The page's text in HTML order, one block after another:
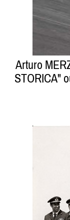
Arturo
STORICA"